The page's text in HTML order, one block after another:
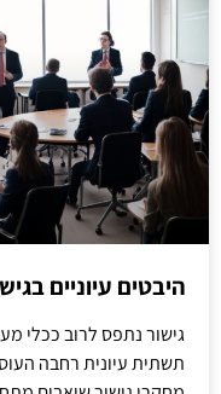
היבטים עיוניים
גישור נתפס לרוב ככלי
תשתית עיונית רחבה